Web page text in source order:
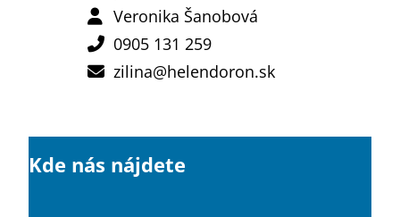
Veronika Šanobová
0905 131 259
zilina@helendoron.sk
Kde nás nájdete